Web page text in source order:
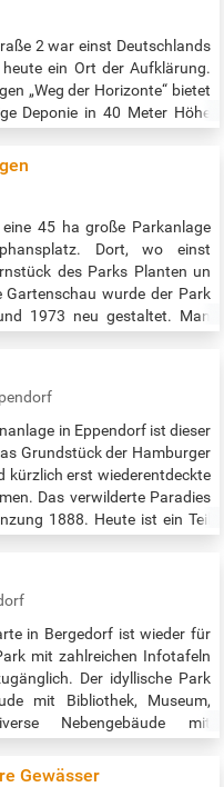
2 war einst Deutschlands
ein Ort der Aufklärung.
„Weg der Horizonte“ bietet
Deponie in 40 Meter Höhe
des Bergs von einer
und sonntags um
45 ha große Parkanlage
Dort, wo einst
des Parks Planten un
Gartenschau wurde der Park
1973 neu gestaltet. Man
eines Musikpavillons
in Eppendorf ist dieser
Grundstück der Hamburger
kürzlich erst wiederentdeckte
Das verwilderte Paradies
1888. Heute ist ein Teil
Tarpenbekstraße…
in Bergedorf ist wieder für
mit zahlreichen Infotafeln
Der idyllische Park
mit Bibliothek, Museum,
Nebengebäude mit
Gewässer